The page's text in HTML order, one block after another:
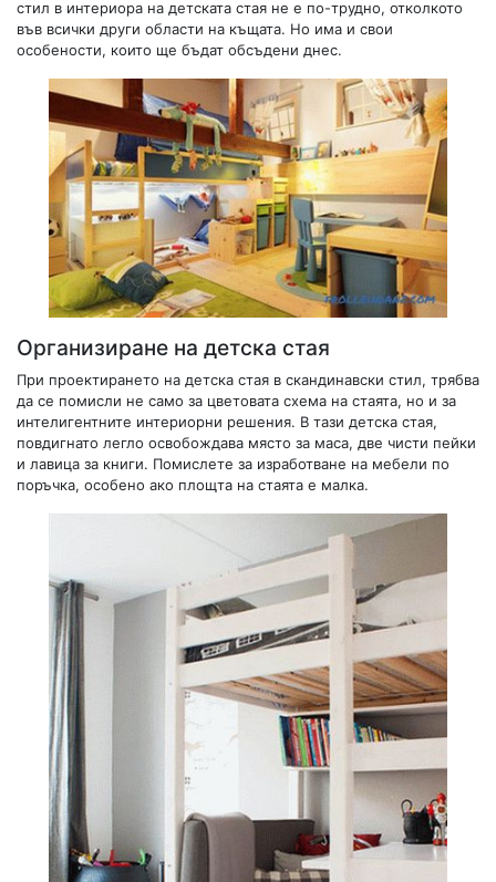
стил в интериора на детската стая не е по-трудно, отколкото
във всички други области на къщата. Но има и свои
особености, които ще бъдат обсъдени днес.
Организиране на детска стая
При проектирането на детска стая в скандинавски стил, трябва
да се помисли не само за цветовата схема на стаята, но и за
интелигентните интериорни решения. В тази детска стая,
повдигнато легло освобождава място за маса, две чисти пейки
и лавица за книги. Помислете за изработване на мебели по
поръчка, особено ако площта на стаята е малка.